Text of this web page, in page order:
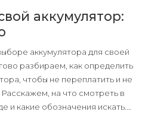
аккумулятор:
аккумулятора для своей
разбираем, как определить
чтобы не переплатить и не
на что смотреть в
и какие обозначения искать.